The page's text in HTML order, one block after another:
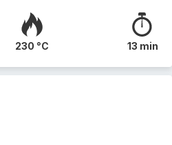
230 °C 13 min